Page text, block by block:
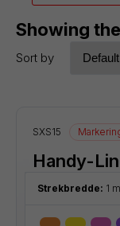
Showing
Sort by
SXS15
Handy-
Strekbredde: 1